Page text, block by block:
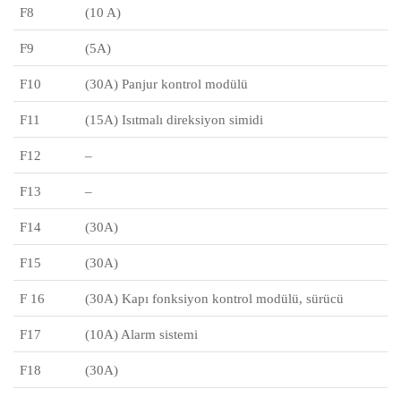
F8 (10 A)
F9 (5A)
F10 (30A) Panjur kontrol modülü
F11 (15A) Isıtmalı direksiyon simidi
F12 –
F13 –
F14 (30A)
F15 (30A)
F 16 (30A) Kapı fonksiyon kontrol modülü, sürücü
F17 (10A) Alarm sistemi
F18 (30A)